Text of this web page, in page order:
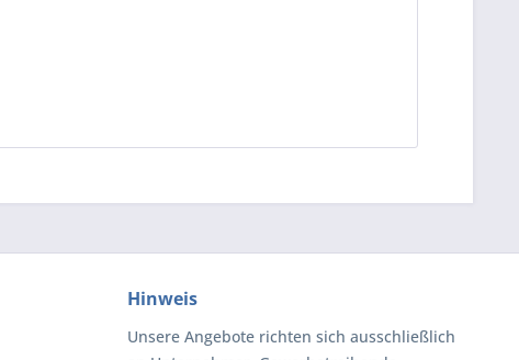
Hinweis
Unsere Angebote richten sich ausschließlich